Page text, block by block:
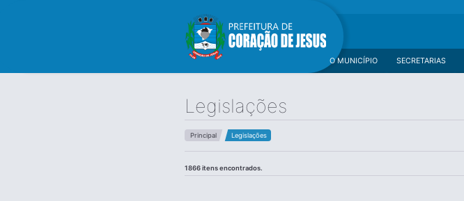
SECRETARIAS
O MUNICÍPIO
Legislações
Principal Legislações
1866 itens encontrados.